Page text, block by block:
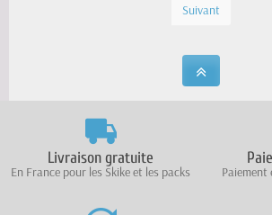
Suivant
Livraison gratuite
En France pour les Skike et les packs Paiement